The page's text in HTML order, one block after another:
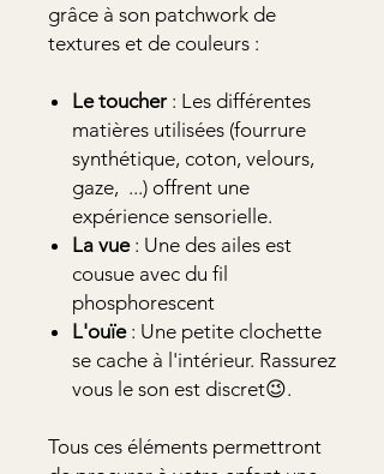
grâce à son patchwork de
textures et de couleurs :
Le toucher : Les différentes
matières utilisées (fourrure
synthétique, coton, velours,
gaze, ...) offrent une
expérience sensorielle.
La vue: Une des ailes est
cousue avec du fil
phosphorescent
L'ouïe: Une petite clochette
se cache à l'intérieur. Rassurez
vous le son est discret😉.
Tous ces éléments permettront